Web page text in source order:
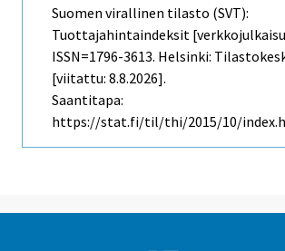
Suomen virallinen tilasto (SVT):
Tuottajahintaindeksit
ISSN=1796-3613. Helsinki:
[viitattu: 8.8.2026].
Saantitapa:
https://stat.fi/til/thi/2015/10/